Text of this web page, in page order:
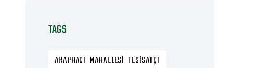
TAGS
ARAPHACI MAHALLESI TESISATÇI